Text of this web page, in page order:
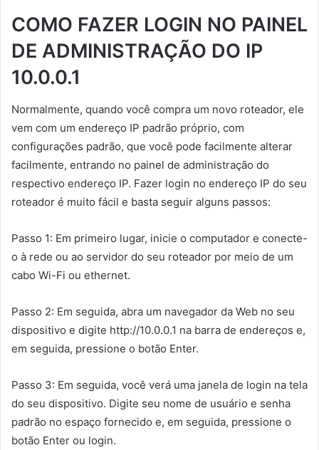
COMO FAZER LOGIN NO PAINEL
DE ADMINISTRAÇÃO DO IP
10.0.0.1
Normalmente, quando você compra um novo roteador, ele
vem com um endereço IP padrão próprio, com
configurações padrão, que você pode facilmente alterar
facilmente, entrando no painel de administração do
respectivo endereço IP. Fazer login no endereço IP do seu
roteador é muito fácil e basta seguir alguns passos:
Passo 1: Em primeiro lugar, inicie o computador e conecte-
o à rede ou ao servidor do seu roteador por meio de um
cabo Wi-Fi ou ethernet.
Passo 2: Em seguida, abra um navegador da Web no seu
dispositivo e digite http://10.0.0.1 na barra de endereços e,
em seguida, pressione o botão Enter.
Passo 3: Em seguida, você verá uma janela de login na tela
do seu dispositivo. Digite seu nome de usuário e senha
padrão no espaço fornecido e, em seguida, pressione o
botão Enter ou login.